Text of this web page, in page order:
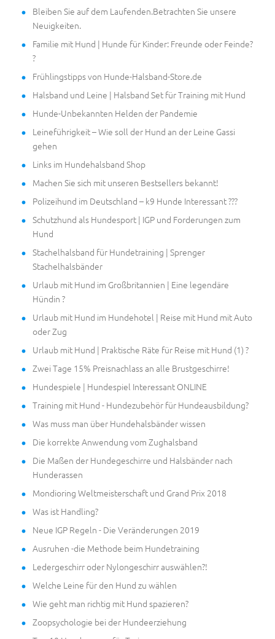
Bleiben Sie auf dem Laufenden.Betrachten Sie unsere
Neuigkeiten.
Familie mit Hund | Hunde für Kinder: Freunde oder Feinde?
?
Frühlingstipps von Hunde-Halsband-Store.de
Halsband und Leine | Halsband Set für Training mit Hund
Hunde-Unbekannten Helden der Pandemie
Leineführigkeit – Wie soll der Hund an der Leine Gassi
gehen
Links im Hundehalsband Shop
Machen Sie sich mit unseren Bestsellers bekannt!
Polizeihund im Deutschland – k9 Hunde Interessant ???
Schutzhund als Hundesport | IGP und Forderungen zum
Hund
Stachelhalsband für Hundetraining | Sprenger
Stachelhalsbänder
Urlaub mit Hund im Großbritannien | Eine legendäre
Hündin ?
Urlaub mit Hund im Hundehotel | Reise mit Hund mit Auto
oder Zug
Urlaub mit Hund | Praktische Räte für Reise mit Hund (1) ?
Zwei Tage 15% Preisnachlass an alle Brustgeschirre!
Hundespiele | Hundespiel Interessant ONLINE
Training mit Hund - Hundezubehör für Hundeausbildung?
Was muss man über Hundehalsbänder wissen
Die korrekte Anwendung vom Zughalsband
Die Maßen der Hundegeschirre und Halsbänder nach
Hunderassen
Mondioring Weltmeisterschaft und Grand Prix 2018
Was ist Handling?
Neue IGP Regeln - Die Veränderungen 2019
Ausruhen -die Methode beim Hundetraining
Ledergeschirr oder Nylongeschirr auswählen?!
Welche Leine für den Hund zu wählen
Wie geht man richtig mit Hund spazieren?
Zoopsychologie bei der Hundeerziehung